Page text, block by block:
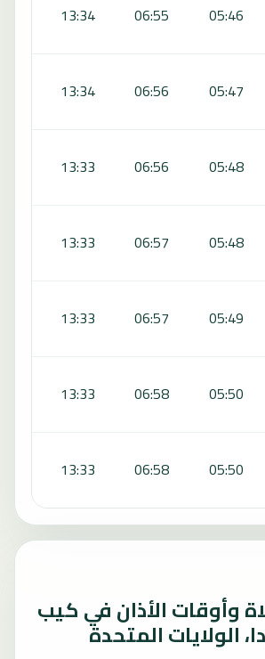
05:46
06:55
13:34
05:47
06:56
13:34
05:48
06:56
13:33
05:48
06:57
13:33
05:49
06:57
13:33
05:50
06:58
13:33
05:50
06:58
13:33
وأوقات الأذان في كيب
الولايات المتحدة